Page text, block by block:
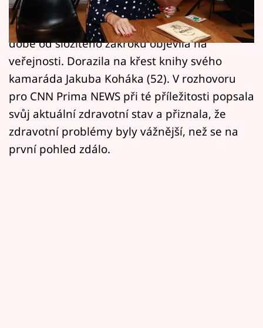
Filmový festival Karlovy Vary
Pořady
Mámy sobě
Přihlášení
Sledujte nás
začátkem října podstoupila operaci kvůli
nebezpečné výduti v hlavě. Nyní se po delší
době od složitého zákroku objevila na
veřejnosti. Dorazila na křest knihy svého
kamaráda Jakuba Koháka (52). V rozhovoru
pro CNN Prima NEWS při té příležitosti popsala
svůj aktuální zdravotní stav a přiznala, že
zdravotní problémy byly vážnější, než se na
první pohled zdálo.